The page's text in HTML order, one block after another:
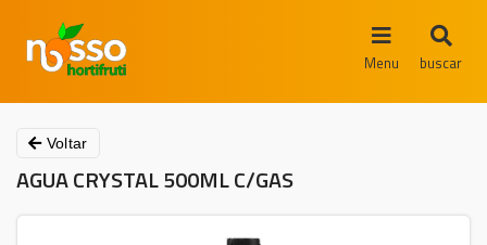
Menu buscar
Voltar
AGUA CRYSTAL 500ML C/GAS